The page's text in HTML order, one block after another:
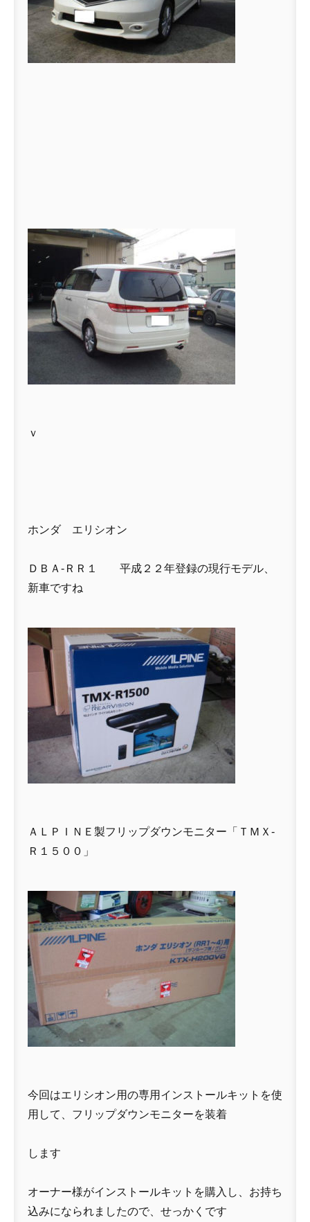
ｖ
ホンダ エリシオン
ＤＢＡ-ＲＲ１ 平成２２年登録の現行モデル、
新車ですね
ＡＬＰＩＮＥ製フリップダウンモニター「ＴＭＸ-
Ｒ１５００」
今回はエリシオン用の専用インストールキットを使
用して、フリップダウンモニターを装着
します
オーナー様がインストールキットを購入し、お持ち
込みになられましたので、せっかくです